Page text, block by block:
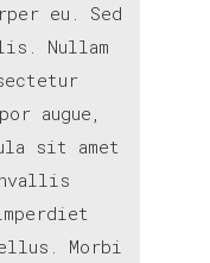
eu. Sed
Nullam
augue,
sit amet
Morbi